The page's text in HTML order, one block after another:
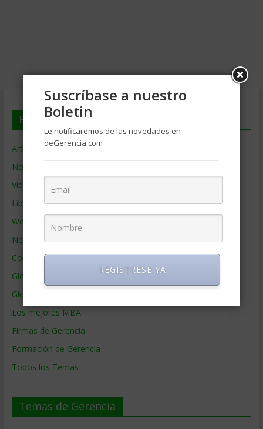
En deGerencia.com
Artículos de Gerencia
Noticias de Gerencia
Videos de Gerencia
Libros de Gerencia
Webs de Gerencia
Negocios por País
Colaboradores de Gerencia
Glosario
Glosario Inglés – Español
Los mejores MBA
Firmas de Gerencia
Formación de Gerencia
Todos los Temas
Temas de Gerencia
Suscríbase a nuestro
Boletin
Le notificaremos de las novedades en
deGerencia.com
REGISTRESE YA